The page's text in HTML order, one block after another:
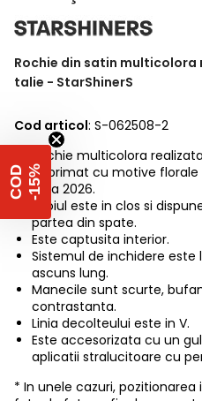
Rochie din satin multicolora
talie - StarShinerS
Cod articol: S-062508-2
Rochie multicolora
imprimat cu motive
vara 2026.
Croiul este in clos si
partea din spate.
Este captusita interior.
Sistemul de inchidere
ascuns lung.
Manecile sunt scurte,
contrastanta.
Linia decolteului este in V.
Este accesorizata cu un
aplicatii stralucitoare cu
* In unele cazuri,
C
O
D
-
1
5 %